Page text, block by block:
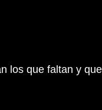
los que faltan y